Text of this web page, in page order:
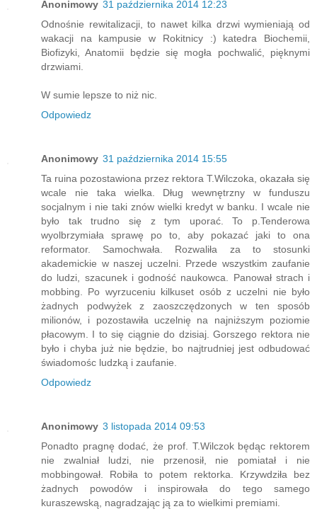
Anonimowy 31 października 2014 12:23
Odnośnie rewitalizacji, to nawet kilka drzwi wymieniają od
wakacji na kampusie w Rokitnicy :) katedra Biochemii,
Biofizyki, Anatomii będzie się mogła pochwalić, pięknymi
drzwiami.
W sumie lepsze to niż nic.
Odpowiedz
Anonimowy 31 października 2014 15:55
Ta ruina pozostawiona przez rektora T.Wilczoka, okazała się
wcale nie taka wielka. Dług wewnętrzny w funduszu
socjalnym i nie taki znów wielki kredyt w banku. I wcale nie
było tak trudno się z tym uporać. To p.Tenderowa
wyolbrzymiała sprawę po to, aby pokazać jaki to ona
reformator. Samochwała. Rozwaliła za to stosunki
akademickie w naszej uczelni. Przede wszystkim zaufanie
do ludzi, szacunek i godność naukowca. Panował strach i
mobbing. Po wyrzuceniu kilkuset osób z uczelni nie było
żadnych podwyżek z zaoszczędzonych w ten sposób
milionów, i pozostawiła uczelnię na najniższym poziomie
płacowym. I to się ciągnie do dzisiaj. Gorszego rektora nie
było i chyba już nie będzie, bo najtrudniej jest odbudować
świadomośc ludzką i zaufanie.
Odpowiedz
Anonimowy 3 listopada 2014 09:53
Ponadto pragnę dodać, że prof. T.Wilczok będąc rektorem
nie zwalniał ludzi, nie przenosił, nie pomiatał i nie
mobbingował. Robiła to potem rektorka. Krzywdziła bez
żadnych powodów i inspirowała do tego samego
kuraszewską, nagradzając ją za to wielkimi premiami.